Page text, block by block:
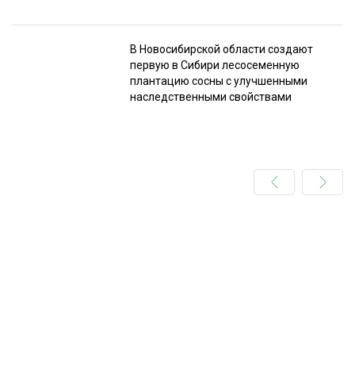
В Новосибирской области создают
первую в Сибири лесосеменную
плантацию сосны с улучшенными
наследственными свойствами